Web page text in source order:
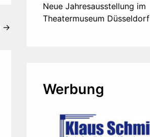
→
Neue Jahresausstellung im
Theatermuseum Düsseldorf
Werbung